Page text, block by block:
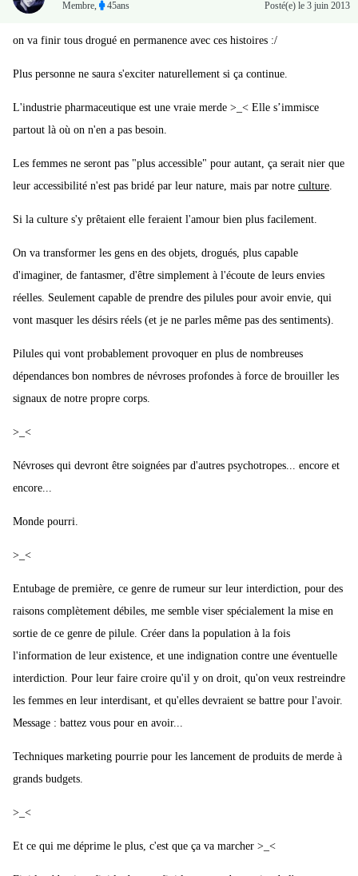
Membre, 45ans Posté(e) le 3 juin 2013
on va finir tous drogué en permanence avec ces histoires :/
Plus personne ne saura s'exciter naturellement si ça continue.
L'industrie pharmaceutique est une vraie merde >_< Elle s’immisce
partout là où on n'en a pas besoin.
Les femmes ne seront pas "plus accessible" pour autant, ça serait nier que
leur accessibilité n'est pas bridé par leur nature, mais par notre culture.
Si la culture s'y prêtaient elle feraient l'amour bien plus facilement.
On va transformer les gens en des objets, drogués, plus capable
d'imaginer, de fantasmer, d'être simplement à l'écoute de leurs envies
réelles. Seulement capable de prendre des pilules pour avoir envie, qui
vont masquer les désirs réels (et je ne parles même pas des sentiments).
Pilules qui vont probablement provoquer en plus de nombreuses
dépendances bon nombres de névroses profondes à force de brouiller les
signaux de notre propre corps.
>_<
Névroses qui devront être soignées par d'autres psychotropes... encore et
encore...
Monde pourri.
>_<
Entubage de première, ce genre de rumeur sur leur interdiction, pour des
raisons complètement débiles, me semble viser spécialement la mise en
sortie de ce genre de pilule. Créer dans la population à la fois
l'information de leur existence, et une indignation contre une éventuelle
interdiction. Pour leur faire croire qu'il y on droit, qu'on veux restreindre
les femmes en leur interdisant, et qu'elles devraient se battre pour l'avoir.
Message : battez vous pour en avoir...
Techniques marketing pourrie pour les lancement de produits de merde à
grands budgets.
>_<
Et ce qui me déprime le plus, c'est que ça va marcher >_<